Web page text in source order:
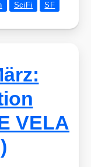
SciFi
SF
VELA